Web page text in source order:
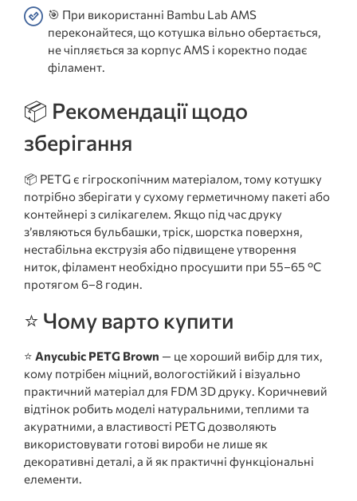
🎯 При використанні Bambu Lab AMS
переконайтеся, що котушка вільно обертається,
не чіпляється за корпус AMS і коректно подає
філамент.
📦 Рекомендації щодо
зберігання
📦 PETG є гігроскопічним матеріалом, тому котушку
потрібно зберігати у сухому герметичному пакеті або
контейнері з силікагелем. Якщо під час друку
з’являються бульбашки, тріск, шорстка поверхня,
нестабільна екструзія або підвищене утворення
ниток, філамент необхідно просушити при 55–65 °C
протягом 6–8 годин.
⭐ Чому варто купити
⭐ Anycubic PETG Brown — це хороший вибір для тих,
кому потрібен міцний, вологостійкий і візуально
практичний матеріал для FDM 3D друку. Коричневий
відтінок робить моделі натуральними, теплими та
акуратними, а властивості PETG дозволяють
використовувати готові вироби не лише як
декоративні деталі, а й як практичні функціональні
елементи.